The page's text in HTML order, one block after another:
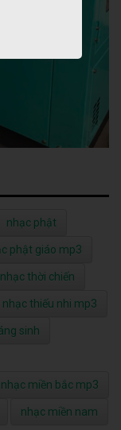
nhạc phật
phật giáo mp3
nhạc thời chiến
nhạc thiếu nhi mp3
sinh
nhạc miền bắc mp3
nhạc miền nam